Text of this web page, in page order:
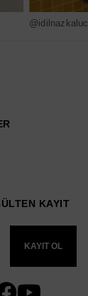
@idilnazkaluc
KAYIT
KAYIT OL